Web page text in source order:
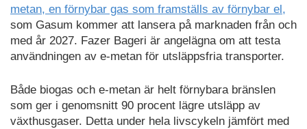
metan, en förnybar gas som framställs av förnybar el,
som Gasum kommer att lansera på marknaden från och
med år 2027. Fazer Bageri är angelägna om att testa
användningen av e-metan för utsläppsfria transporter.
Både biogas och e-metan är helt förnybara bränslen
som ger i genomsnitt 90 procent lägre utsläpp av
växthusgaser. Detta under hela livscykeln jämfört med